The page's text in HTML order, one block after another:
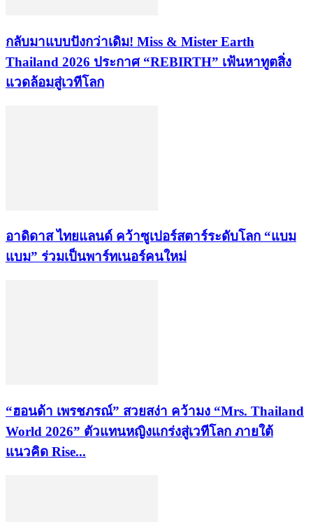
กลับมาแบบปังกว่าเดิม! Miss & Mister Earth
Thailand 2026 ประกาศ “REBIRTH” เฟ้นหาทูตสิ่ง
แวดล้อมสู่เวทีโลก
อาดิดาส ไทยแลนด์ คว้าซูเปอร์สตาร์ระดับโลก “แบม
แบม” ร่วมเป็นพาร์ทเนอร์คนใหม่
“ฮอนด้า เพรชภรณ์” สวยสง่า คว้ามง “Mrs. Thailand
World 2026” ตัวแทนหญิงแกร่งสู่เวทีโลก ภายใต้
แนวคิด Rise...